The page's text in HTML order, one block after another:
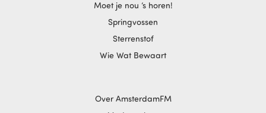
Moet je nou ‘s horen!
Springvossen
Sterrenstof
Wie Wat Bewaart
Over AmsterdamFM